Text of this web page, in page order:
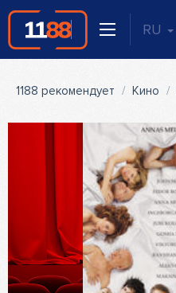
RU
1188 рекомендует Кино